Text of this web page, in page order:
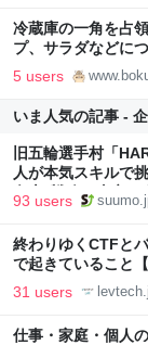
冷蔵庫の一角を占
プ、サラダなどに
5 users
いま人気の記事 -
旧五輪選手村「
人が本気スキルで
向上”戦略 東京・
93 users
終わりゆくCTFと
で起きていること
31 users
仕事・家庭・個人